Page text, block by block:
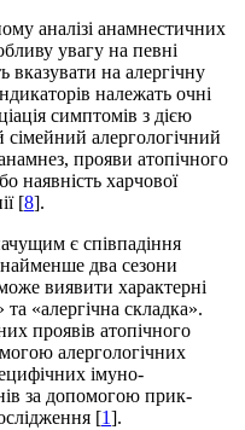
аналізі анамнестичних
увагу на певні
на алергічну
належать очні
симптомів з дією
алергологічний
прояви атопічного
наявність харчової
[8].
є спів­падіння
два сезони
виявити характерні
«алергічна складка».
проявів атопічного
алергологічних
імуно­
за допомогою прик-
[1].